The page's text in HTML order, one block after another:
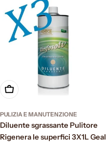
Aggiungi al carrello
PULIZIA E MANUTENZIONE
Diluente sgrassante Pulitore
Rigenera le superfici 3X1L Geal